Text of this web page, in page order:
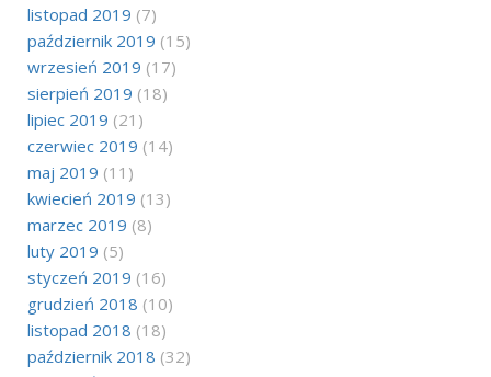
listopad 2019 (7)
październik 2019 (15)
wrzesień 2019 (17)
sierpień 2019 (18)
lipiec 2019 (21)
czerwiec 2019 (14)
maj 2019 (11)
kwiecień 2019 (13)
marzec 2019 (8)
luty 2019 (5)
styczeń 2019 (16)
grudzień 2018 (10)
listopad 2018 (18)
październik 2018 (32)